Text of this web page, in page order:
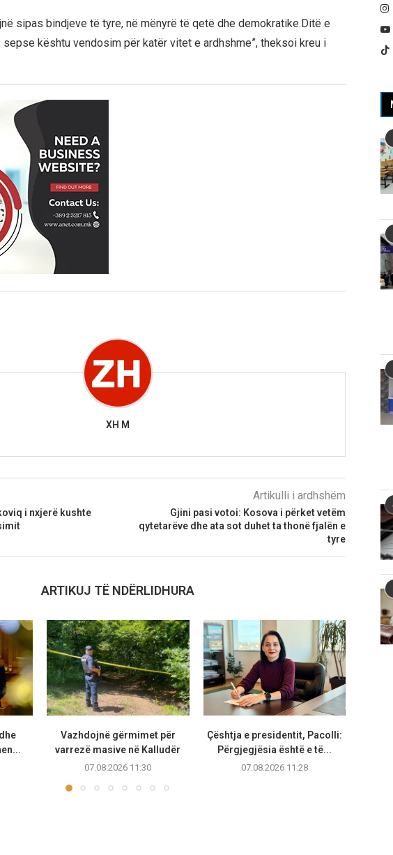
sipas bindjeve të tyre, në mënyrë të qetë dhe demokratike.Ditë e
sepse kështu vendosim për katër vitet e ardhshme”, theksoi kreu i
XH M
i nxjerë kushte
Artikulli i ardhshëm
Gjini pasi votoi: Kosova i përket vetëm
qytetarëve dhe ata sot duhet ta thonë fjalën e
tyre
ARTIKUJ TË NDËRLIDHURA
Vazhdojnë gërmimet për
varrezë masive në Kalludër
07.08.2026 11:30
Çështja e presidentit, Pacolli:
Përgjegjësia është e të...
07.08.2026 11:28